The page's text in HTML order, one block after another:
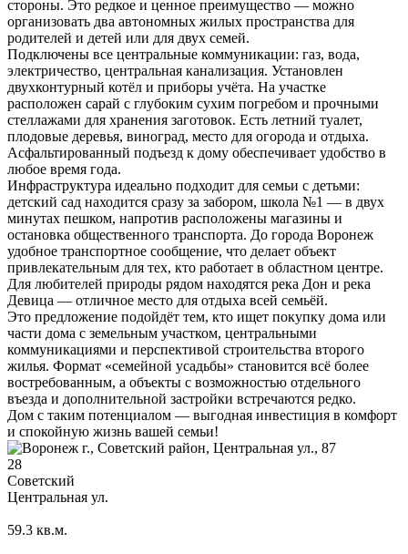
стороны. Это редкое и ценное преимущество — можно
организовать два автономных жилых пространства для
родителей и детей или для двух семей.
Подключены все центральные коммуникации: газ, вода,
электричество, центральная канализация. Установлен
двухконтурный котёл и приборы учёта. На участке
расположен сарай с глубоким сухим погребом и прочными
стеллажами для хранения заготовок. Есть летний туалет,
плодовые деревья, виноград, место для огорода и отдыха.
Асфальтированный подъезд к дому обеспечивает удобство в
любое время года.
Инфраструктура идеально подходит для семьи с детьми:
детский сад находится сразу за забором, школа №1 — в двух
минутах пешком, напротив расположены магазины и
остановка общественного транспорта. До города Воронеж
удобное транспортное сообщение, что делает объект
привлекательным для тех, кто работает в областном центре.
Для любителей природы рядом находятся река Дон и река
Девица — отличное место для отдыха всей семьёй.
Это предложение подойдёт тем, кто ищет покупку дома или
части дома с земельным участком, центральными
коммуникациями и перспективой строительства второго
жилья. Формат «семейной усадьбы» становится всё более
востребованным, а объекты с возможностью отдельного
въезда и дополнительной застройки встречаются редко.
Дом с таким потенциалом — выгодная инвестиция в комфорт
и спокойную жизнь вашей семьи!
28
Советский
Центральная ул.
59.3 кв.м.